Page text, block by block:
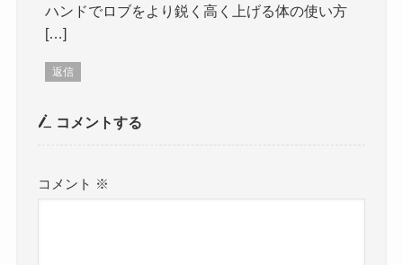
ハンドでロブをより鋭く高く上げる体の使い方
[…]
返信
コメントする
コメント ※